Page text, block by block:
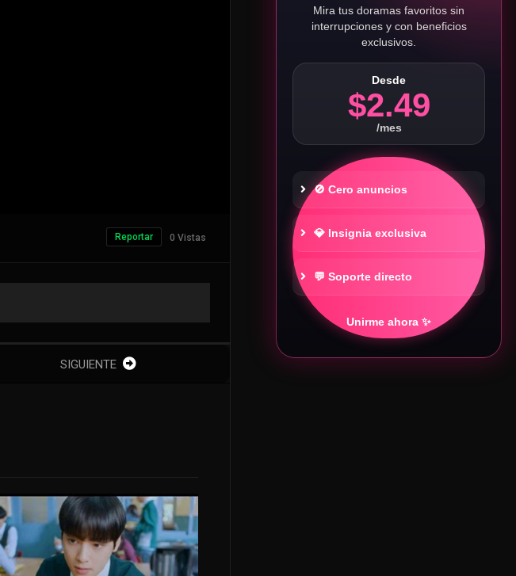
0 Vistas
Reportar
SIGUIENTE
Mira tus doramas favoritos sin
interrupciones y con beneficios
exclusivos.
Desde
$2.49
/mes
🚫 Cero anuncios
💎 Insignia exclusiva
💬 Soporte directo
Unirme ahora ✨